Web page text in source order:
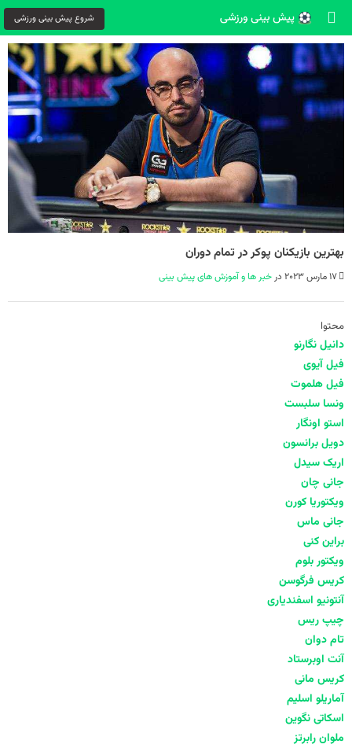
شروع پیش بینی ورزشی
بهترین بازیکنان پوکر در تمام دوران
17 مارس 2023 در خبر ها و آموزش های پیش بینی
محتوا
دانیل نگارنو
فیل آیوی
فیل هلموت
ونسا سلبست
استو اونگار
دویل برانسون
اریک سیدل
جانی چان
ویکتوریا کورن
جانی ماس
براین کنی
ویکتور بلوم
کریس فرگوسن
آنتونیو اسفندیاری
چیپ ریس
تام دوان
آنت اوبرستاد
کریس مانی
آماریلو اسلیم
اسکاتی نگوین
ملوان رابرتز